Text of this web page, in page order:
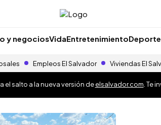
y negociosVidaEntretenimiento
Empleos El Salvador Viviendas El
el salto a la nueva versión deelsalvador.com . Te